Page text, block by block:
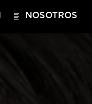
NOSOTROS